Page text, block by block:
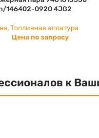
146402-0920 4JG2
,Топливная аппатура
Цена по запросу
к